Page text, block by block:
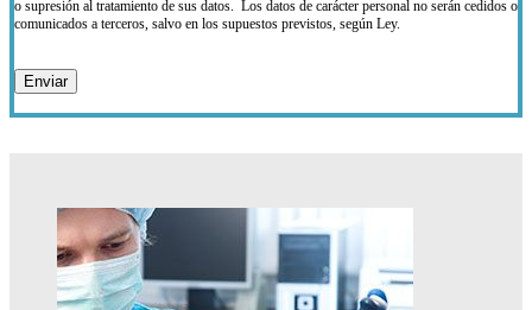
o supresión al tratamiento de sus datos. Los datos de carácter personal no serán cedidos o
comunicados a terceros, salvo en los supuestos previstos, según Ley.
ejercitar los derechos de acceso, rectificación, supresión, portabilidad, limitación y, en su
caso oposición, enviando una solicitud por escrito, acompañada de una fotocopia de su
DNI o documento identificativo equivalente, a la FMO-LOPD-Solicitudes Admisión, en